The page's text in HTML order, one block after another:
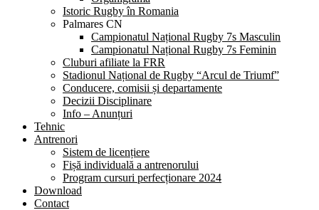
Istoric Rugby în Romania
Palmares CN
Campionatul Național Rugby 7s Masculin
Campionatul Național Rugby 7s Feminin
Cluburi afiliate la FRR
Stadionul Național de Rugby “Arcul de Triumf”
Conducere, comisii și departamente
Decizii Disciplinare
Info – Anunțuri
Tehnic
Antrenori
Sistem de licențiere
Fișă individuală a antrenorului
Program cursuri perfecționare 2024
Download
Contact